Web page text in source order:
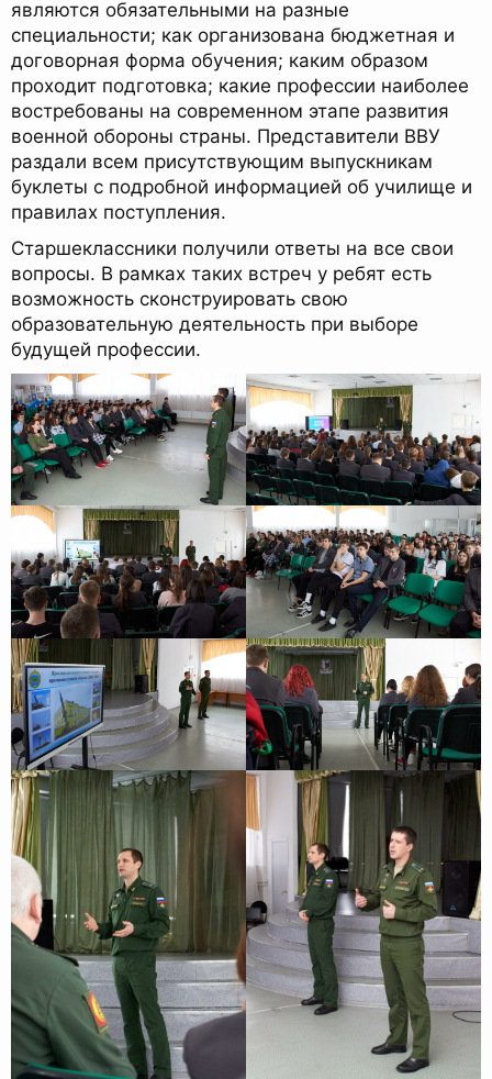
являются обязательными на разные
специальности; как организована бюджетная и
договорная форма обучения; каким образом
проходит подготовка; какие профессии наиболее
востребованы на современном этапе развития
военной обороны страны. Представители ВВУ
раздали всем присутствующим выпускникам
буклеты с подробной информацией об училище и
правилах поступления.
Старшеклассники получили ответы на все свои
вопросы. В рамках таких встреч у ребят есть
возможность сконструировать свою
образовательную деятельность при выборе
будущей профессии.